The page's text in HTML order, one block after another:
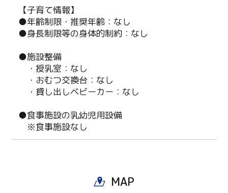
【子育て情報】
●年齢制限・推奨年齢：なし
●身長制限等の身体的制約：なし
●施設整備
・授乳室：なし
・おむつ交換台：なし
・貸し出しベビーカー：なし
●食事施設の乳幼児用設備
※食事施設なし
MAP